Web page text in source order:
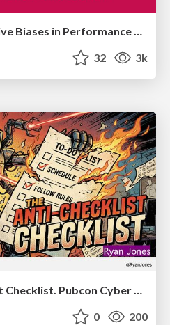
Understanding Cognitive Biases in Performance Measurement
32 3k
The Anti-SEO Checklist Checklist. Pubcon Cyber Week
0 200